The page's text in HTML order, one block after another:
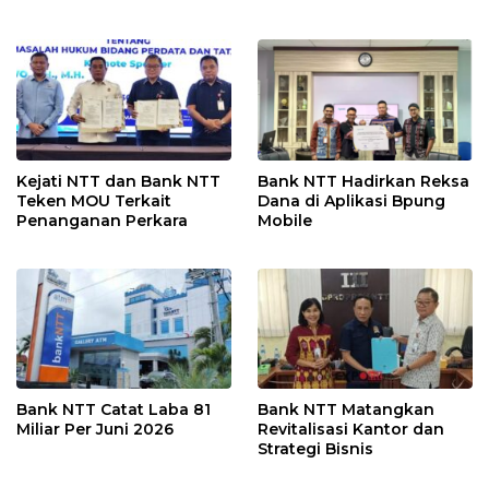
Kejati NTT dan Bank NTT
Teken MOU Terkait
Penanganan Perkara
Bank NTT Hadirkan Reksa
Dana di Aplikasi Bpung
Mobile
Bank NTT Catat Laba 81
Miliar Per Juni 2026
Bank NTT Matangkan
Revitalisasi Kantor dan
Strategi Bisnis